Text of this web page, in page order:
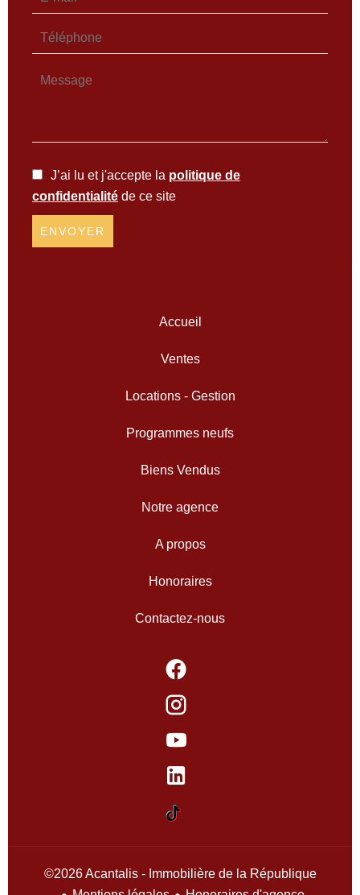
J’ai lu et j'accepte la politique de
confidentialité de ce site
ENVOYER
Accueil
Ventes
Locations - Gestion
Programmes neufs
Biens Vendus
Notre agence
A propos
Honoraires
Contactez-nous
©2026 Acantalis - Immobilière de la République